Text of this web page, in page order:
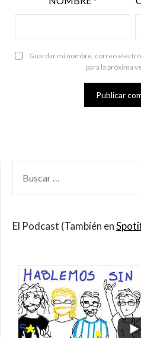
Guardar mi nombre, correo
para la próxima
POR:
El Podcast (También en